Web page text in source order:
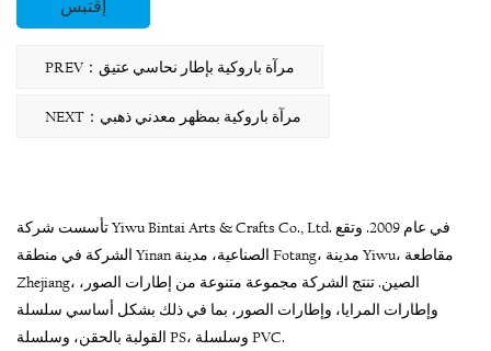
إقتبس
PREV：مرآة باروكية بإطار نحاسي عتيق
NEXT：مرآة باروكية بمظهر معدني ذهبي
تأسست شركة Yiwu Bintai Arts & Crafts Co., Ltd. في عام 2009. وتقع
الشركة في منطقة Yinan الصناعية، مدينة Fotang، مدينة Yiwu، مقاطعة
Zhejiang، الصين. تنتج الشركة مجموعة متنوعة من إطارات الصور،
وإطارات المرايا، وإطارات الصور، بما في ذلك بشكل أساسي سلسلة
القولبة بالحقن، وسلسلة PS، وسلسلة PVC.